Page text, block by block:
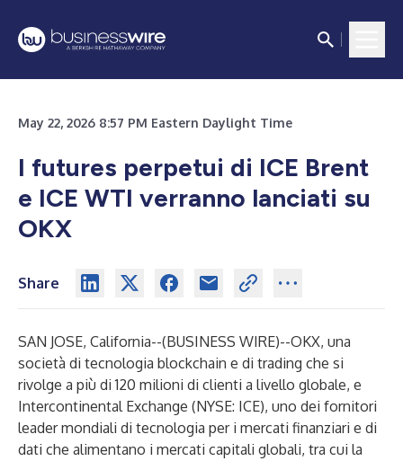
May 22, 2026 8:57 PM Eastern Daylight Time
I futures perpetui di ICE Brent
e ICE WTI verranno lanciati su
OKX
Share
SAN JOSE, California--(BUSINESS WIRE)--OKX, una
società di tecnologia blockchain e di trading che si
rivolge a più di 120 milioni di clienti a livello globale, e
Intercontinental Exchange (NYSE: ICE), uno dei fornitori
leader mondiali di tecnologia per i mercati finanziari e di
dati che alimentano i mercati capitali globali, tra cui la